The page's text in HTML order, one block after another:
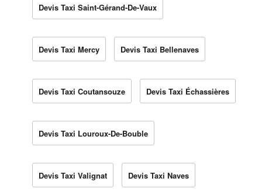
Devis Taxi Saint-Gérand-De-Vaux
Devis Taxi Mercy Devis Taxi Bellenaves
Devis Taxi Coutansouze Devis Taxi Échassières
Devis Taxi Louroux-De-Bouble
Devis Taxi Valignat Devis Taxi Naves